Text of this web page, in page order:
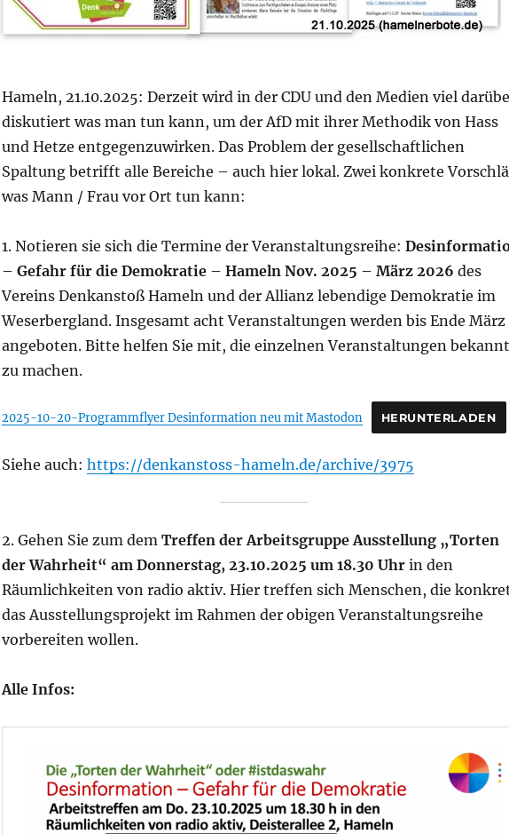
Hameln, 21.10.2025: Derzeit wird in der CDU und den Medien viel
diskutiert was man tun kann, um der AfD mit ihrer Methodik von Hass
und Hetze entgegenzuwirken. Das Problem der gesellschaftlichen
Spaltung betrifft alle Bereiche – auch hier lokal. Zwei konkrete
was Mann / Frau vor Ort tun kann:
1. Notieren sie sich die Termine der Veranstaltungsreihe:
– Gefahr für die Demokratie – Hameln Nov. 2025 – März 2026 des
Vereins Denkanstoß Hameln und der Allianz lebendige Demokratie im
Weserbergland. Insgesamt acht Veranstaltungen werden bis Ende März
angeboten. Bitte helfen Sie mit, die einzelnen Veranstaltungen bekannt
zu machen.
2025-10-20-Programmflyer Desinformation neu mit Mastodon HERUNTERLADEN
Siehe auch: https://denkanstoss-hameln.de/archive/3975
2. Gehen Sie zum dem Treffen der Arbeitsgruppe Ausstellung „Torten
der Wahrheit“ am Donnerstag, 23.10.2025 um 18.30 Uhrin den
Räumlichkeiten von radio aktiv. Hier treffen sich Menschen, die
das Ausstellungsprojekt im Rahmen der obigen Veranstaltungsreihe
vorbereiten wollen.
Alle Infos: